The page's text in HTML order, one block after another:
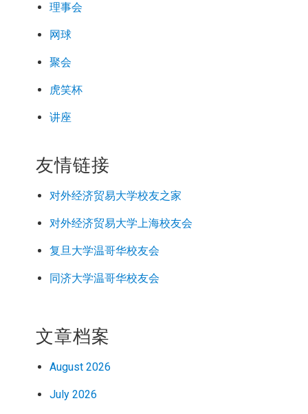
理事会
网球
聚会
虎笑杯
讲座
友情链接
对外经济贸易大学校友之家
对外经济贸易大学上海校友会
复旦大学温哥华校友会
同济大学温哥华校友会
文章档案
August 2026
July 2026